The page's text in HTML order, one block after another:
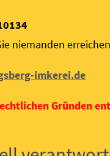
niemanden
imkerei.de
Gründen